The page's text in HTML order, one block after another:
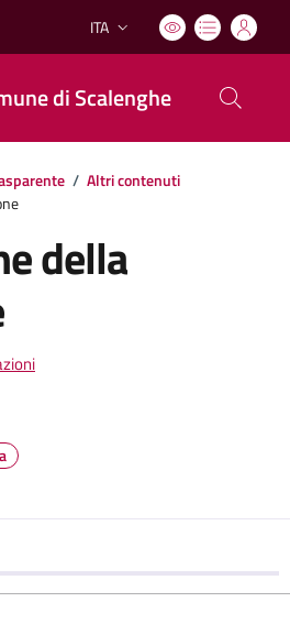
Lingua attiva:
ITA
di Scalenghe
/ Altri contenuti
della